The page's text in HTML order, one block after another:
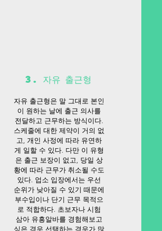
3. 자유 출근형
자유 출근형은 말 그대로 본인
이 원하는 날에 출근 의사를
전달하고 근무하는 방식이다.
스케줄에 대한 제약이 거의 없
고, 개인 사정에 따라 유연하
게 일할 수 있다. 다만 이 유형
은 출근 보장이 없고, 당일 상
황에 따라 근무가 취소될 수도
있다. 업소 입장에서는 우선
순위가 낮아질 수 있기 때문에
부수입이나 단기 근무 목적으
로 적합하다. 초보자나 시험
삼아 유흥알바를 경험해보고
싶은 경우 선택하는 경우가 많